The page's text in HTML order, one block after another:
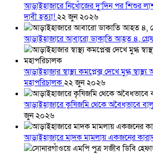
আড়াইহাজারে নিখোঁজের দুু’দিন পর শিশুর
দাবী হত্যা!২২ জুন ২০২৬
আড়াইহাজারে আবারো ডাকাতি আহত ৪,
আড়াইহাজার স্বাস্থ্য কমপ্লেক্স দেখে মুগ্ধ
মহাপরিচালক২২ জুন ২০২৬
আড়াইহাজারে কৃষিজমি থেকে অবৈধভাবে
জুন ২০২৬
আড়াইহাজারে মাদক মামলায় একজনের